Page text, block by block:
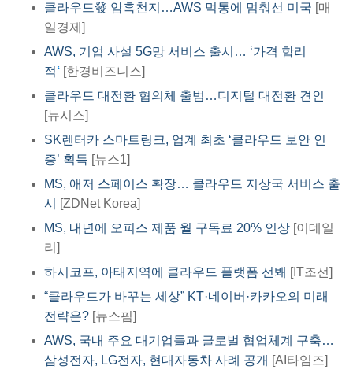
클라우드發 암흑천지…AWS 먹통에 멈춰선 미국 [매
일경제]
AWS, 기업 사설 5G망 서비스 출시… ‘가격 합리
적‘ [한경비즈니스]
클라우드 대전환 협의체 출범…디지털 대전환 견인
[뉴시스]
SK렌터카 스마트링크, 업계 최초 ‘클라우드 보안 인
증’ 획득 [뉴스1]​
MS, 애저 스페이스 확장… 클라우드 지상국 서비스 출
시
[ZDNet Korea]
MS, 내년에 오피스 제품 월 구독료 20% 인상 [이데일
리]
하시코프, 아태지역에 클라우드 플랫폼 선봬 [IT조선]
“클라우드가 바꾸는 세상” KT·네이버·카카오의 미래
전략은? [뉴스핌]
AWS, 국내 주요 대기업들과 글로벌 협업체계 구축…
삼성전자, LG전자, 현대자동차 사례 공개 [AI타임즈]​​